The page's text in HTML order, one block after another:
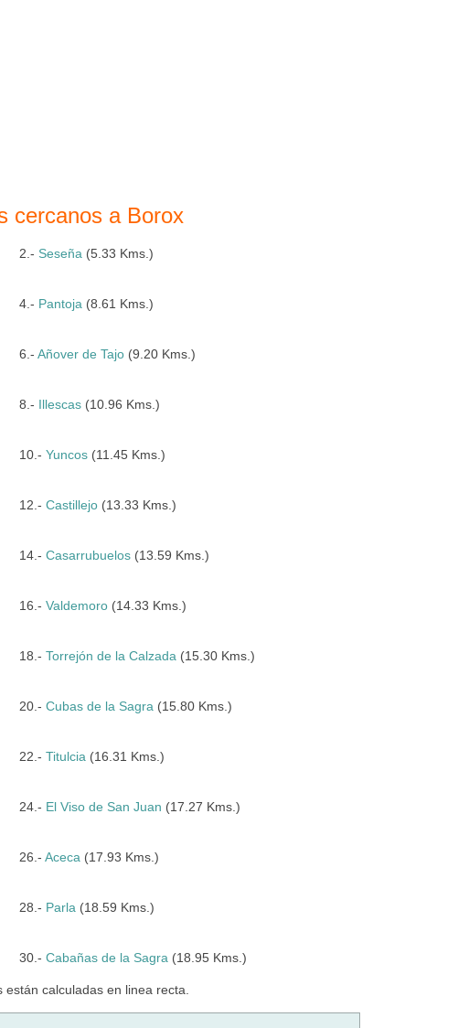
cercanos a Borox
2.- Seseña (5.33 Kms.)
4.- Pantoja (8.61 Kms.)
6.-Añover de Tajo (9.20 Kms.)
8.- Illescas (10.96 Kms.)
10.-Yuncos (11.45 Kms.)
12.-Castillejo (13.33 Kms.)
14.-Casarrubuelos (13.59 Kms.)
16.-Valdemoro (14.33 Kms.)
18.-Torrejón de la Calzada (15.30 Kms.)
20.-Cubas de la Sagra (15.80 Kms.)
22.-Titulcia (16.31 Kms.)
24.- El Viso de San Juan (17.27 Kms.)
26.-Aceca (17.93 Kms.)
28.- Parla (18.59 Kms.)
30.-Cabañas de la Sagra (18.95 Kms.)
calculadas en linea recta.